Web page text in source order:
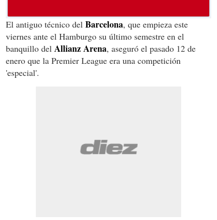
El antiguo técnico del Barcelona, que empieza este
viernes ante el Hamburgo su último semestre en el
banquillo del Allianz Arena, aseguró el pasado 12 de
enero que la Premier League era una competición
'especial'.